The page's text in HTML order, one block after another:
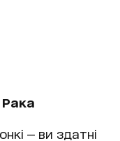
Рака
— ви здатні